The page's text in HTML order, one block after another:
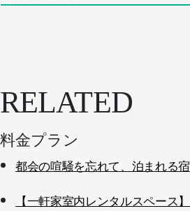
RELATED
料金プラン
都会の喧騒を忘れて、泊まれる宿
【一軒家室内レンタルスペース】